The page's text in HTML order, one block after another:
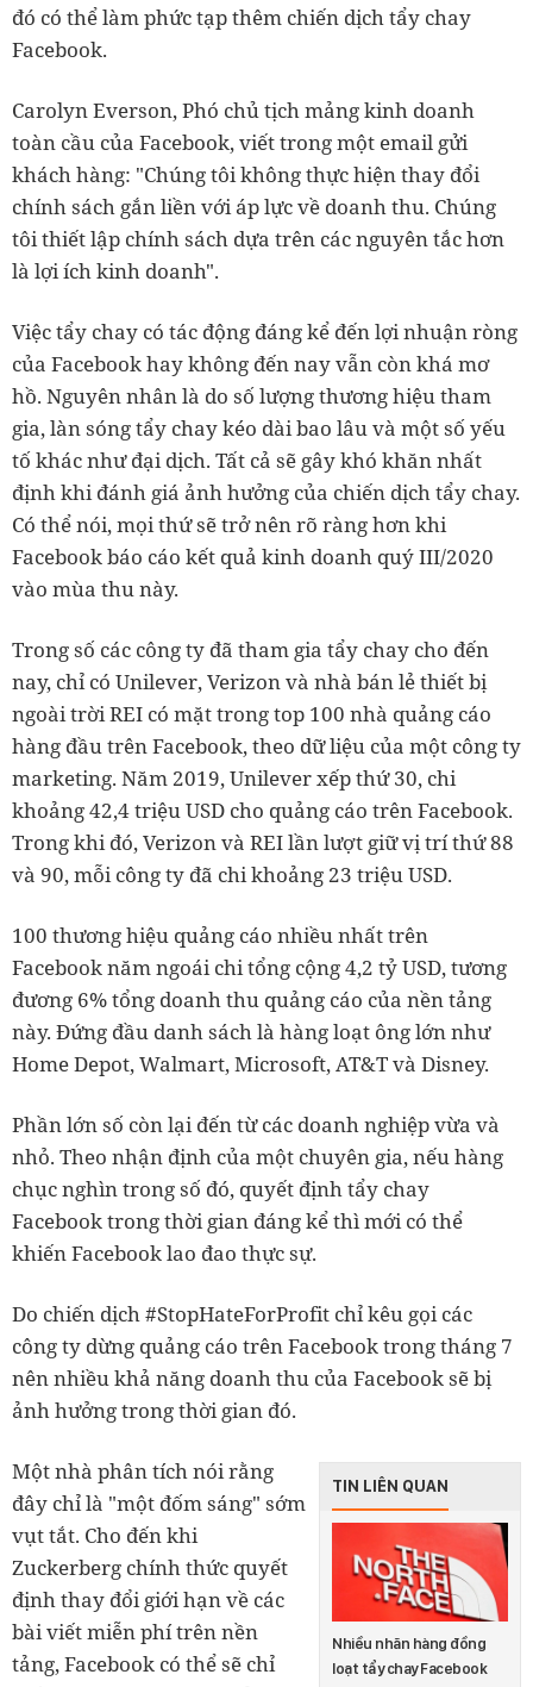
đó có thể làm phức tạp thêm chiến dịch tẩy chay
Facebook.
Carolyn Everson, Phó chủ tịch mảng kinh doanh
toàn cầu của Facebook, viết trong một email gửi
khách hàng: "Chúng tôi không thực hiện thay đổi
chính sách gắn liền với áp lực về doanh thu. Chúng
tôi thiết lập chính sách dựa trên các nguyên tắc hơn
là lợi ích kinh doanh".
Việc tẩy chay có tác động đáng kể đến lợi nhuận ròng
của Facebook hay không đến nay vẫn còn khá mơ
hồ. Nguyên nhân là do số lượng thương hiệu tham
gia, làn sóng tẩy chay kéo dài bao lâu và một số yếu
tố khác như đại dịch. Tất cả sẽ gây khó khăn nhất
định khi đánh giá ảnh hưởng của chiến dịch tẩy chay.
Có thể nói, mọi thứ sẽ trở nên rõ ràng hơn khi
Facebook báo cáo kết quả kinh doanh quý III/2020
vào mùa thu này.
Trong số các công ty đã tham gia tẩy chay cho đến
nay, chỉ có Unilever, Verizon và nhà bán lẻ thiết bị
ngoài trời REI có mặt trong top 100 nhà quảng cáo
hàng đầu trên Facebook, theo dữ liệu của một công ty
marketing. Năm 2019, Unilever xếp thứ 30, chi
khoảng 42,4 triệu USD cho quảng cáo trên Facebook.
Trong khi đó, Verizon và REI lần lượt giữ vị trí thứ 88
và 90, mỗi công ty đã chi khoảng 23 triệu USD.
100 thương hiệu quảng cáo nhiều nhất trên
Facebook năm ngoái chi tổng cộng 4,2 tỷ USD, tương
đương 6% tổng doanh thu quảng cáo của nền tảng
này. Đứng đầu danh sách là hàng loạt ông lớn như
Home Depot, Walmart, Microsoft, AT&T và Disney.
Phần lớn số còn lại đến từ các doanh nghiệp vừa và
nhỏ. Theo nhận định của một chuyên gia, nếu hàng
chục nghìn trong số đó, quyết định tẩy chay
Facebook trong thời gian đáng kể thì mới có thể
khiến Facebook lao đao thực sự.
Do chiến dịch #StopHateForProfit chỉ kêu gọi các
công ty dừng quảng cáo trên Facebook trong tháng 7
nên nhiều khả năng doanh thu của Facebook sẽ bị
ảnh hưởng trong thời gian đó.
TIN LIÊN QUAN
Nhiều nhãn hàng đồng
loạt tẩy chay Facebook
Một nhà phân tích nói rằng
đây chỉ là "một đốm sáng" sớm
vụt tắt. Cho đến khi
Zuckerberg chính thức quyết
định thay đổi giới hạn về các
bài viết miễn phí trên nền
tảng, Facebook có thể sẽ chỉ